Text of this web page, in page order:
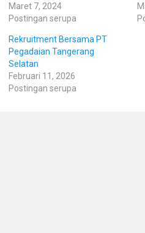
Maret 7, 2024
Postingan serupa
Rekruitment Bersama PT
Pegadaian Tangerang
Selatan
Februari 11, 2026
Postingan serupa